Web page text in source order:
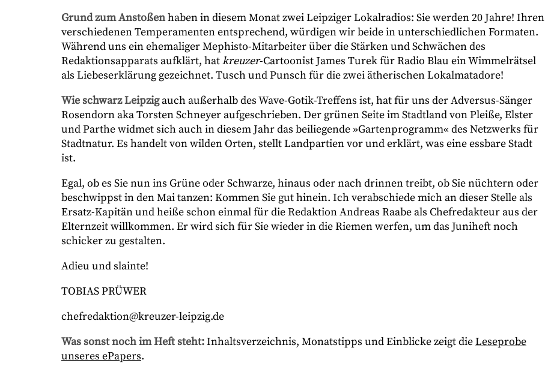
Grund zum Anstoßenhaben in diesem Monat zwei Leipziger Lokalradios: Sie werden 20 Jahre! Ihren
verschiedenen Temperamenten entsprechend, würdigen wir beide in unterschiedlichen Formaten.
Während uns ein ehemaliger Mephisto-Mitarbeiter über die Stärken und Schwächen des
Redaktionsapparats aufklärt, hatkreuzer-Cartoonist James Turek für Radio Blau ein Wimmelrätsel
als Liebeserklärung gezeichnet. Tusch und Punsch für die zwei ätherischen Lokalmatadore!
Wie schwarz Leipzigauch außerhalb des Wave-Gotik-Treffens ist, hat für uns der Adversus-Sänger
Rosendorn aka Torsten Schneyer aufgeschrieben. Der grünen Seite im Stadtland von Pleiße, Elster
und Parthe widmet sich auch in diesem Jahr das beiliegende »Gartenprogramm« des Netzwerks für
Stadtnatur. Es handelt von wilden Orten, stellt Landpartien vor und erklärt, was eine essbare Stadt
ist.
Egal, ob es Sie nun ins Grüne oder Schwarze, hinaus oder nach drinnen treibt, ob Sie nüchtern oder
beschwippst in den Mai tanzen: Kommen Sie gut hinein. Ich verabschiede mich an dieser Stelle als
Ersatz-Kapitän und heiße schon einmal für die Redaktion Andreas Raabe als Chefredakteur aus der
Elternzeit willkommen. Er wird sich für Sie wieder in die Riemen werfen, um das Juniheft noch
schicker zu gestalten.
Adieu und slainte!
TOBIAS PRÜWER
chefredaktion@kreuzer-leipzig.de
Was sonst noch im Heft steht:Inhaltsverzeichnis, Monatstipps und Einblicke zeigt dieLeseprobe
unseres ePapers.